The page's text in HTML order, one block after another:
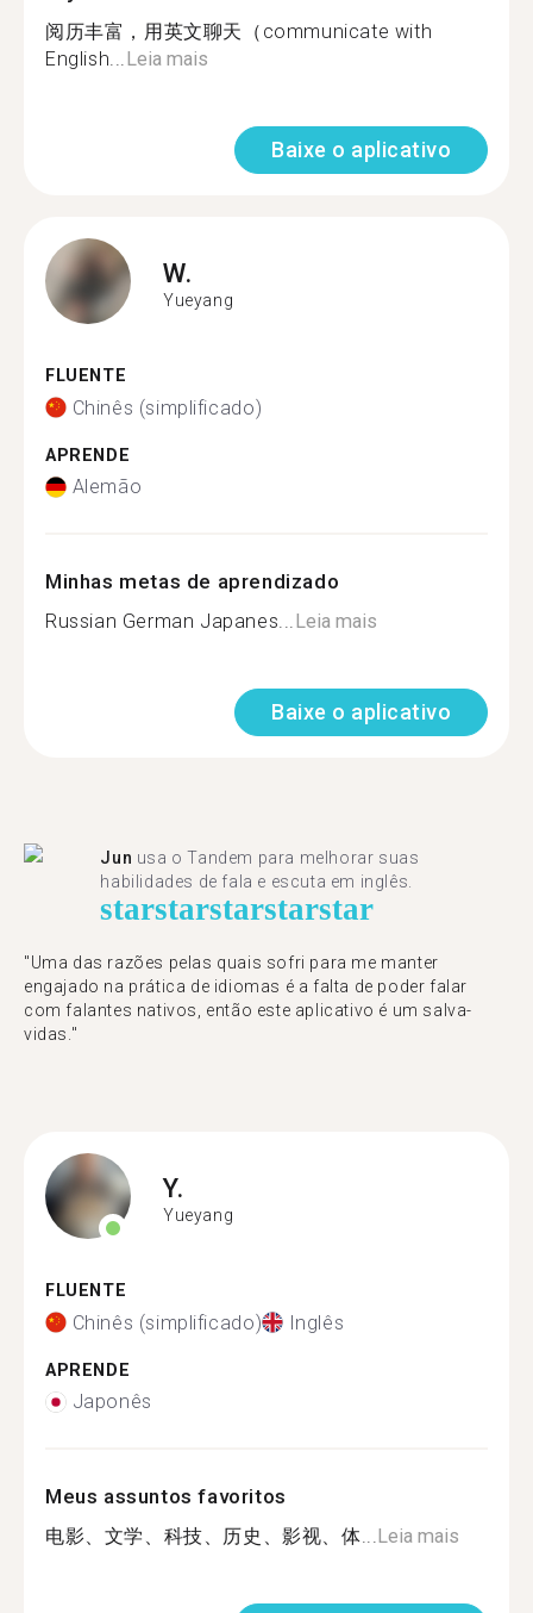
阅历丰富，用英文聊天（communicate with
English...Leia mais
Baixe o aplicativo
W.
Yueyang
FLUENTE
Chinês (simplificado)
APRENDE
Alemão
Minhas metas de aprendizado
Russian German Japanes...Leia mais
Baixe o aplicativo
Jun usa o Tandem para melhorar suas
habilidades de fala e escuta em inglês.
starstarstarstarstar
"Uma das razões pelas quais sofri para me manter
engajado na prática de idiomas é a falta de poder falar
com falantes nativos, então este aplicativo é um salva-
vidas."
Y.
Yueyang
FLUENTE
Chinês (simplificado) Inglês
APRENDE
Japonês
Meus assuntos favoritos
电影、文学、科技、历史、影视、体...Leia mais